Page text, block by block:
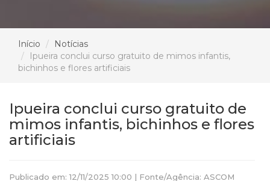
Início
Notícias
Ipueira conclui curso gratuito de mimos infantis,
bichinhos e flores artificiais
Ipueira conclui curso gratuito de
mimos infantis, bichinhos e flores
artificiais
Publicado em: 12/11/2025 10:00 | Fonte/Agência: ASCOM